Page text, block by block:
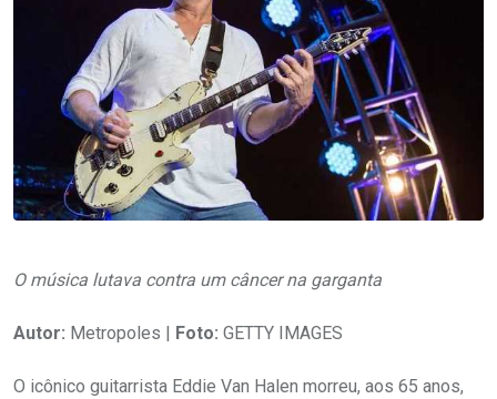
O música lutava contra um câncer na garganta
Autor: Metropoles | Foto: GETTY IMAGES
O icônico guitarrista Eddie Van Halen morreu, aos 65 anos,